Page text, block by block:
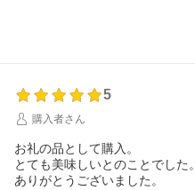
5
購入者さん
お礼の品として購入。
とても美味しいとのことでした。
ありがとうございました。